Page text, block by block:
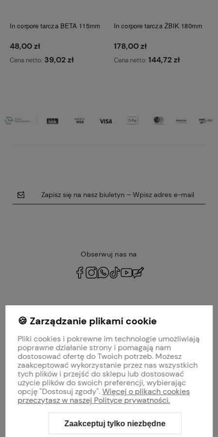
In corpore tarcza BETA 115mm
48,00 zł
Cena netto: 39,02 zł
In corpore tarcza ŻBIK 180mm
178,00 zł
Cena netto: 144,72 zł
Zapisz się na nasz biuletyn – Wpisz adres e-mail
Obserwuj nas na
MOJE KONTO
PŁATNOŚCI I DOSTAWA
INFORMACJE
O NAS
🍪 Zarządzanie plikami cookie
Pliki cookies i pokrewne im technologie umożliwiają
poprawne działanie strony i pomagają nam
dostosować ofertę do Twoich potrzeb. Możesz
zaakceptować wykorzystanie przez nas wszystkich
tych plików i przejść do sklepu lub dostosować
użycie plików do swoich preferencji, wybierając
opcję "Dostosuj zgody".Więcej o plikach cookies
przeczytasz w naszej Polityce prywatności.
Zaakceptuj tylko niezbędne